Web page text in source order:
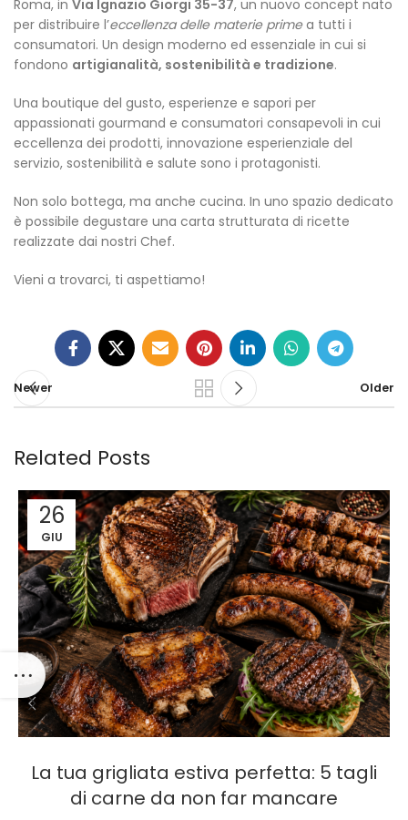
Roma, in Via Ignazio Giorgi 35-37, un nuovo concept nato
per distribuire l’eccellenza delle materie primea tutti i
consumatori. Un design moderno ed essenziale in cui si
fondono artigianalità, sostenibilità e tradizione.
Una boutique del gusto, esperienze e sapori per
appassionati gourmand e consumatori consapevoli in cui
eccellenza dei prodotti, innovazione esperienziale del
servizio, sostenibilità e salute sono i protagonisti.
Non solo bottega, ma anche cucina. In uno spazio dedicato
è possibile degustare una carta strutturata di ricette
realizzate dai nostri Chef.
Vieni a trovarci, ti aspettiamo!
Newer Older
Related Posts
26
GIU
La tua grigliata estiva perfetta: 5 tagli
di carne da non far mancare